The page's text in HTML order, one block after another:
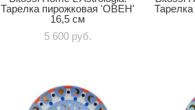
Тарелка пирожковая 'ОВЕН'
16,5 см
5 600 pуб.